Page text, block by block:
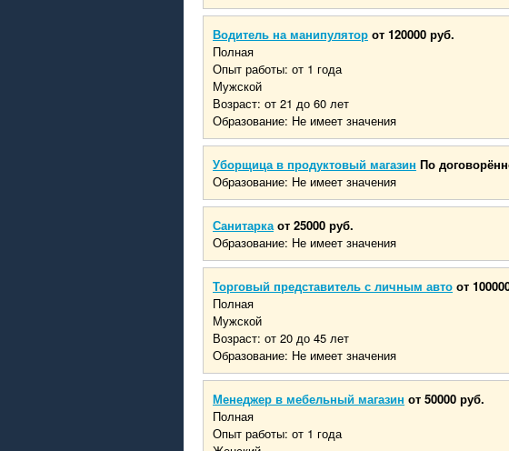
Водитель на манипулятор от 120000 руб.
Полная
Опыт работы: от 1 года
Мужской
Возраст: от 21 до 60 лет
Образование: Не имеет значения
Уборщица в продуктовый магазин По
Образование: Не имеет значения
Санитарка от 25000 руб.
Образование: Не имеет значения
Торговый представитель с личным авто от
Полная
Мужской
Возраст: от 20 до 45 лет
Образование: Не имеет значения
Менеджер в мебельный магазин от 50000 руб.
Полная
Опыт работы: от 1 года